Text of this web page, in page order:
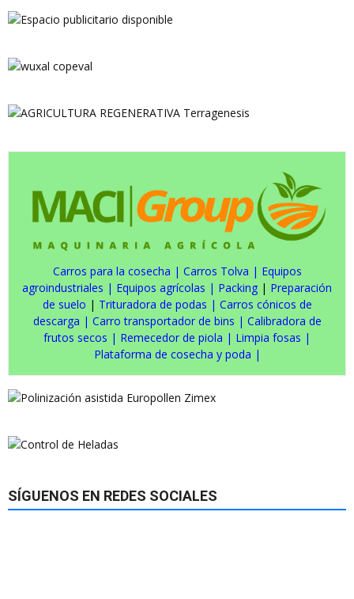
Carros para la cosecha | Carros Tolva | Equipos
agroindustriales | Equipos agrícolas | Packing | Preparación
de suelo | Trituradora de podas | Carros cónicos de
descarga | Carro transportador de bins | Calibradora de
frutos secos | Remecedor de piola | Limpia fosas |
Plataforma de cosecha y poda |
SÍGUENOS EN REDES SOCIALES